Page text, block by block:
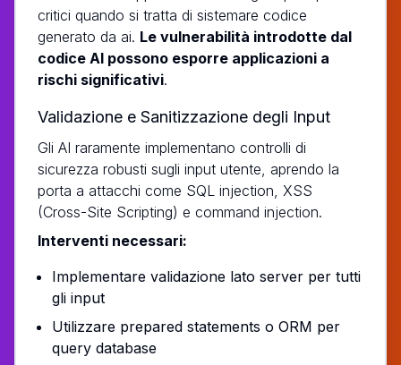
critici quando si tratta di sistemare codice
generato da ai. Le vulnerabilità introdotte dal
codice AI possono esporre applicazioni a
rischi significativi.
Validazione e Sanitizzazione degli Input
Gli AI raramente implementano controlli di
sicurezza robusti sugli input utente, aprendo la
porta a attacchi come SQL injection, XSS
(Cross-Site Scripting) e command injection.
Interventi necessari:
Implementare validazione lato server per tutti
gli input
Utilizzare prepared statements o ORM per
query database